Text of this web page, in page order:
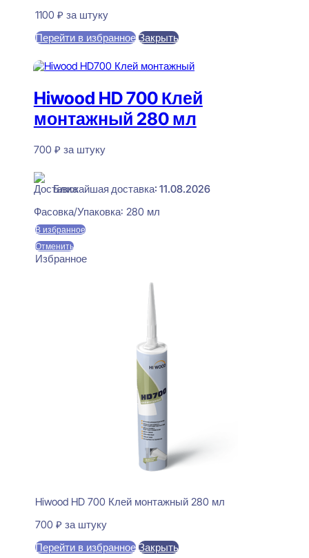
1100 ₽ за штуку
Перейти в избранное Закрыть
Hiwood HD 700 Клей
монтажный 280 мл
700 ₽ за штуку
Ближайшая доставка: 11.08.2026
Фасовка/Упаковка: 280 мл
В избранное
Отменить
Избранное
Hiwood HD 700 Клей монтажный 280 мл
700 ₽ за штуку
Перейти в избранное Закрыть